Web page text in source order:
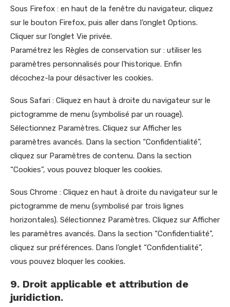
Sous Firefox : en haut de la fenêtre du navigateur, cliquez
sur le bouton Firefox, puis aller dans l’onglet Options.
Cliquer sur l’onglet Vie privée.
Paramétrez les Règles de conservation sur : utiliser les
paramètres personnalisés pour l’historique. Enfin
décochez-la pour désactiver les cookies.
Sous Safari : Cliquez en haut à droite du navigateur sur le
pictogramme de menu (symbolisé par un rouage).
Sélectionnez Paramètres. Cliquez sur Afficher les
paramètres avancés. Dans la section “Confidentialité”,
cliquez sur Paramètres de contenu. Dans la section
“Cookies”, vous pouvez bloquer les cookies.
Sous Chrome : Cliquez en haut à droite du navigateur sur le
pictogramme de menu (symbolisé par trois lignes
horizontales). Sélectionnez Paramètres. Cliquez sur Afficher
les paramètres avancés. Dans la section “Confidentialité”,
cliquez sur préférences. Dans l’onglet “Confidentialité”,
vous pouvez bloquer les cookies.
9. Droit applicable et attribution de
juridiction.